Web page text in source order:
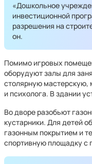
«Дошкольное
инвестиционной
разрешения на
он.
Помимо игровых
оборудуют залы для
столярную мастерскую,
и психолога. В здании
Во дворе разобьют
кустарники. Для детей
газонным покрытием и
спортивную площадку с